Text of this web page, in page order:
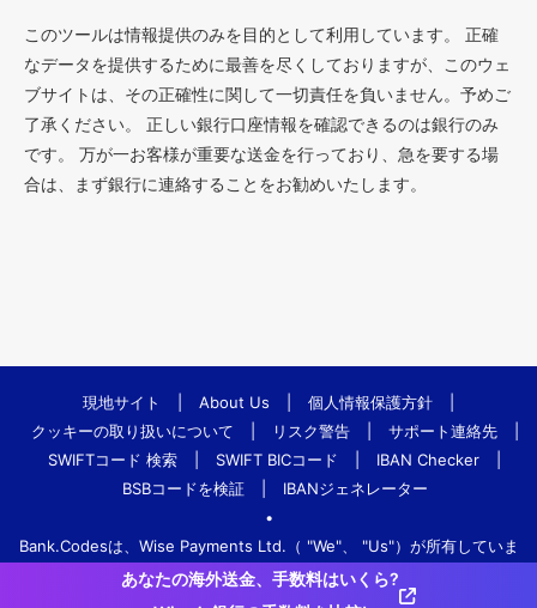
このツールは情報提供のみを目的として利用しています。 正確
なデータを提供するために最善を尽くしておりますが、このウェ
ブサイトは、その正確性に関して一切責任を負いません。予めご
了承ください。 正しい銀行口座情報を確認できるのは銀行のみ
です。 万が一お客様が重要な送金を行っており、急を要する場
合は、まず銀行に連絡することをお勧めいたします。
現地サイト About Us 個人情報保護方針
クッキーの取り扱いについて
リスク警告 サポート連絡先
SWIFTコード 検索
SWIFT BICコード IBAN Checker
BSBコードを検証
IBANジェネレーター
•
Bank.Codesは、Wise Payments Ltd.（ "We"、 "Us"）が所有していま
す。
あなたの海外送金、手数料はいくら?